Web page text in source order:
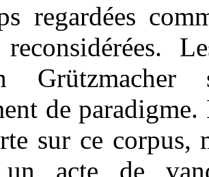
regardées
de
sur ce corpus,
un acte de